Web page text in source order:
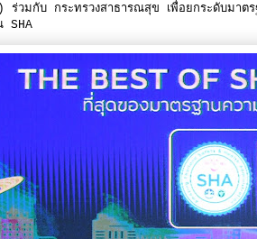
มกับ กระทรวงสาธารณสุข เพื่อยกระดับมาตร
SHA